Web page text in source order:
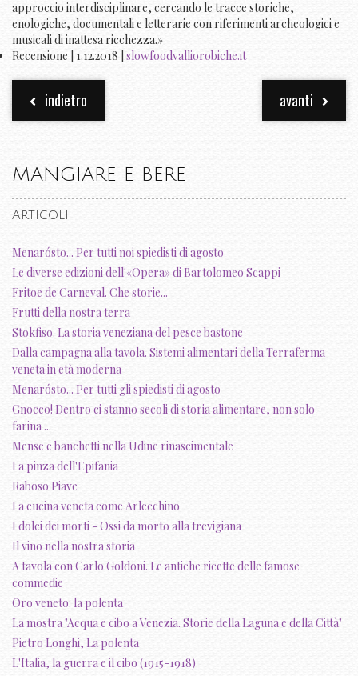
approccio interdisciplinare, cercando le tracce storiche,
enologiche, documentali e letterarie con riferimenti archeologici e
musicali di inattesa ricchezza.»
Recensione | 1.12.2018 | slowfoodvalliorobiche.it
indietro avanti
MANGIARE E BERE
Articoli
Menarósto... Per tutti noi spiedisti di agosto
Le diverse edizioni dell'«Opera» di Bartolomeo Scappi
Fritoe de Carneval. Che storie...
Frutti della nostra terra
Stokfiso. La storia veneziana del pesce bastone
Dalla campagna alla tavola. Sistemi alimentari della Terraferma
veneta in età moderna
Menarósto... Per tutti gli spiedisti di agosto
Gnocco! Dentro ci stanno secoli di storia alimentare, non solo
farina ...
Mense e banchetti nella Udine rinascimentale
La pinza dell'Epifania
Raboso Piave
La cucina veneta come Arlecchino
I dolci dei morti - Ossi da morto alla trevigiana
Il vino nella nostra storia
A tavola con Carlo Goldoni. Le antiche ricette delle famose
commedie
Oro veneto: la polenta
La mostra "Acqua e cibo a Venezia. Storie della Laguna e della Città"
Pietro Longhi, La polenta
L'Italia, la guerra e il cibo (1915-1918)